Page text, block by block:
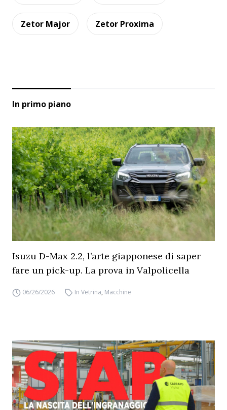
Zetor Major Zetor Proxima
In primo piano
Isuzu D-Max 2.2, l’arte giapponese di saper
fare un pick-up. La prova in Valpolicella
06/26/2026 In Vetrina, Macchine